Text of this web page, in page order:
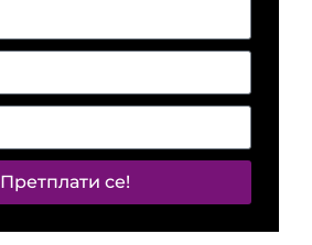
Претплати се!